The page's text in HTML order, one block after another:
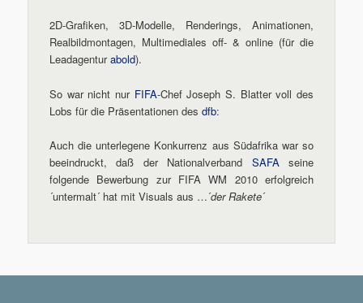
2D-Grafiken, 3D-Modelle, Renderings, Animationen,
Realbildmontagen, Multimediales off- & online (für die
Leadagenturabold).
So war nicht nur FIFA-Chef Joseph S. Blatter voll des
Lobs für die Präsentationen desdfb:
Auch die unterlegene Konkurrenz aus Südafrika war so
beeindruckt, daß der Nationalverband SAFA seine
folgende Bewerbung zur FIFA WM 2010 erfolgreich
´untermalt´ hat mit Visuals aus …´der Rakete´